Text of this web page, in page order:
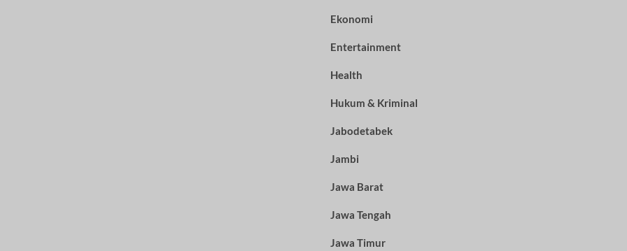
Ekonomi
Entertainment
Health
Hukum & Kriminal
Jabodetabek
Jambi
Jawa Barat
Jawa Tengah
Jawa Timur